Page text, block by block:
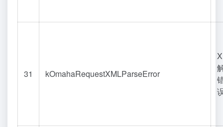
31 kOmahaRequestXMLParseError